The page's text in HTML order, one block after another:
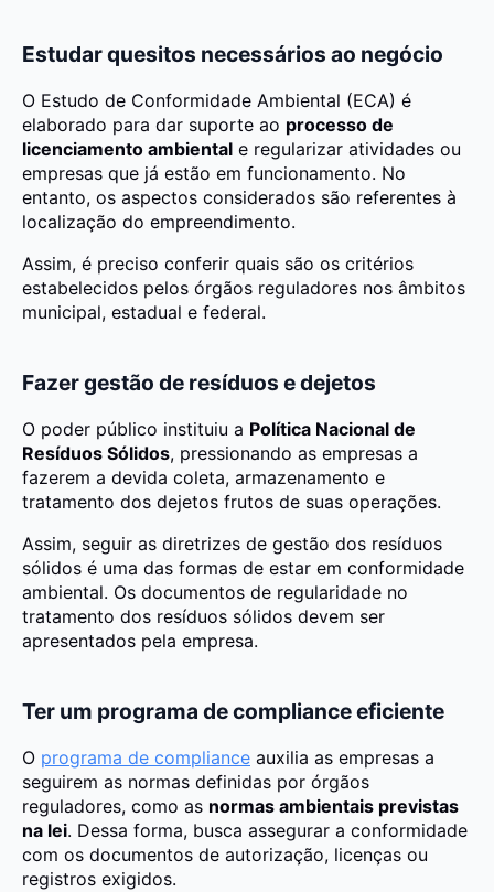
Estudar quesitos necessários ao negócio
O Estudo de Conformidade Ambiental (ECA) é
elaborado para dar suporte ao processo de
licenciamento ambiental e regularizar atividades ou
empresas que já estão em funcionamento. No
entanto, os aspectos considerados são referentes à
localização do empreendimento.
Assim, é preciso conferir quais são os critérios
estabelecidos pelos órgãos reguladores nos âmbitos
municipal, estadual e federal.
Fazer gestão de resíduos e dejetos
O poder público instituiu a Política Nacional de
Resíduos Sólidos, pressionando as empresas a
fazerem a devida coleta, armazenamento e
tratamento dos dejetos frutos de suas operações.
Assim, seguir as diretrizes de gestão dos resíduos
sólidos é uma das formas de estar em conformidade
ambiental. Os documentos de regularidade no
tratamento dos resíduos sólidos devem ser
apresentados pela empresa.
Ter um programa de compliance eficiente
O programa de compliance auxilia as empresas a
seguirem as normas definidas por órgãos
reguladores, como as normas ambientais previstas
na lei. Dessa forma, busca assegurar a conformidade
com os documentos de autorização, licenças ou
registros exigidos.